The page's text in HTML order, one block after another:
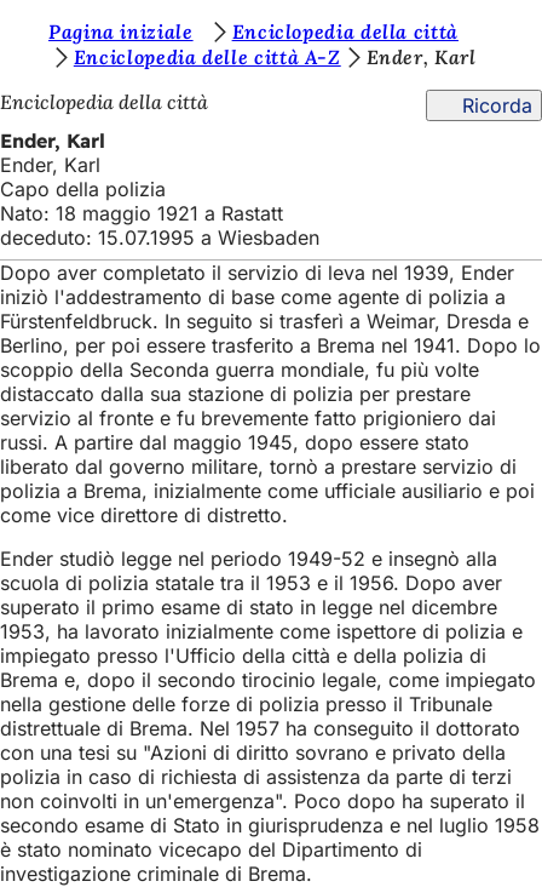
Vai al contenuto
e
t
e
q
u
i
:
Pagina iniziale
Enciclopedia della città
Enciclopedia delle città A-Z
Ender, Karl
Enciclopedia della città
Ricorda
Ender, Karl
Ender, Karl
Capo della polizia
Nato: 18 maggio 1921 a Rastatt
deceduto: 15.07.1995 a Wiesbaden
Dopo aver completato il servizio di leva nel 1939, Ender
iniziò l'addestramento di base come agente di polizia a
Fürstenfeldbruck. In seguito si trasferì a Weimar, Dresda e
Berlino, per poi essere trasferito a Brema nel 1941. Dopo lo
scoppio della Seconda guerra mondiale, fu più volte
distaccato dalla sua stazione di polizia per prestare
servizio al fronte e fu brevemente fatto prigioniero dai
russi. A partire dal maggio 1945, dopo essere stato
liberato dal governo militare, tornò a prestare servizio di
polizia a Brema, inizialmente come ufficiale ausiliario e poi
come vice direttore di distretto.
Ender studiò legge nel periodo 1949-52 e insegnò alla
scuola di polizia statale tra il 1953 e il 1956. Dopo aver
superato il primo esame di stato in legge nel dicembre
1953, ha lavorato inizialmente come ispettore di polizia e
impiegato presso l'Ufficio della città e della polizia di
Brema e, dopo il secondo tirocinio legale, come impiegato
nella gestione delle forze di polizia presso il Tribunale
distrettuale di Brema. Nel 1957 ha conseguito il dottorato
con una tesi su "Azioni di diritto sovrano e privato della
polizia in caso di richiesta di assistenza da parte di terzi
non coinvolti in un'emergenza". Poco dopo ha superato il
secondo esame di Stato in giurisprudenza e nel luglio 1958
è stato nominato vicecapo del Dipartimento di
investigazione criminale di Brema.